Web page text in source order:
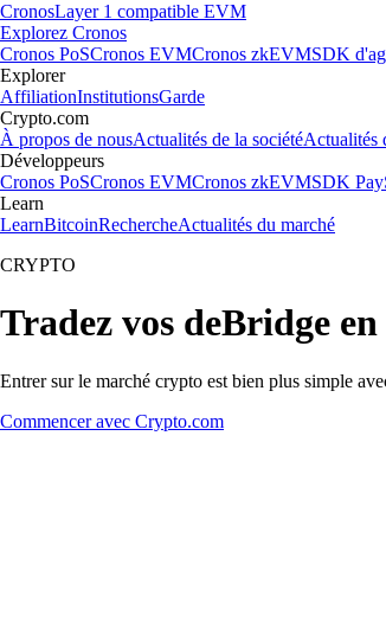
CronosLayer 1 compatible EVM
Explorez Cronos
Cronos PoSCronos EVMCronos zkEVMSDK
Explorer
AffiliationInstitutionsGarde
Crypto.com
À propos de nousActualités de la sociétéActualités
Développeurs
Cronos PoSCronos EVMCronos zkEVMSDK Pay
Learn
LearnBitcoinRechercheActualités du marché
CRYPTO
Tradez vos deBridge
Entrer sur le marché crypto est bien plus simple
Commencer avec Crypto.com